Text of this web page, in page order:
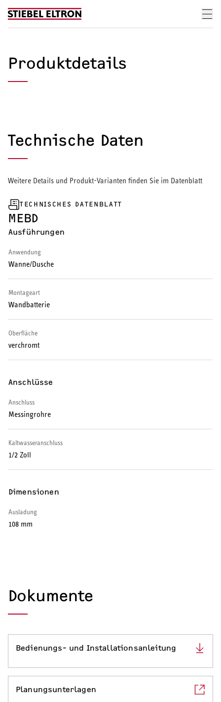
Wärmepumpe
Regelung / Energiemanagement
Elektroheizung
WARMWASSER
Warmwasserspeicher
Kochendwassergeräte
SERVICE
Produktdetails
Technische Daten
Weitere Details und Produkt-Varianten finden Sie im Datenblatt
TECHNISCHES DATENBLATT
MEBD
Ausführungen
Anwendung
Wanne/Dusche
Montageart
Wandbatterie
Oberfläche
verchromt
Anschlüsse
Anschluss
Messingrohre
Kaltwasseranschluss
1/2 Zoll
Dimensionen
Ausladung
108 mm
Dokumente
Bedienungs- und Installationsanleitung
Planungsunterlagen